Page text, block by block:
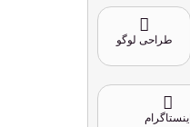
طراحی لوگو
اینستاگرام